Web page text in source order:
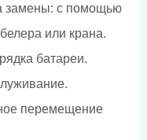
замены: с помощью
или крана.
батареи.
перемещение